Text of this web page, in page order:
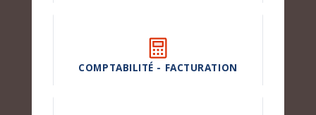
COMPTABILITÉ - FACTURATION